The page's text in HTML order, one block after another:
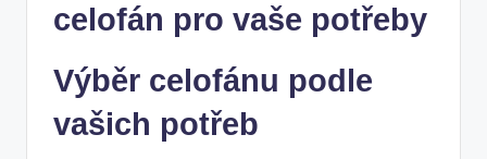
celofán pro vaše potřeby
Výběr celofánu podle
vašich potřeb